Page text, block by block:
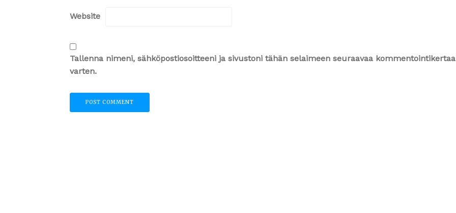
Website
Tallenna nimeni, sähköpostiosoitteeni ja sivustoni tähän selaimeen seuraavaa kommentointikertaa
varten.